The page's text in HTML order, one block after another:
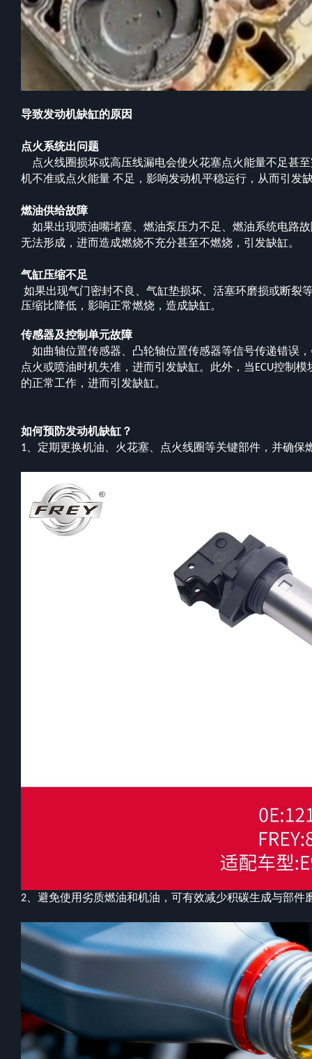
导致发动机缺缸的原因
点火系统出问题
点火线圈损坏或高压线漏电会使火花塞点火能量不足甚
机不准或点火能量 不足，影响发动机平稳运行，从而引发
燃油供给故障
如果出现喷油嘴堵塞、燃油泵压力不足、燃油系统电路
无法形成，进而造成燃烧不充分甚至不燃烧，引发缺缸。
气缸压缩不足
如果出现气门密封不良、气缸垫损坏、活塞环磨损或断裂
压缩比降低，影响正常燃烧，造成缺缸。
传感器及控制单元故障
如曲轴位置传感器、凸轮轴位置传感器等信号传递错误
点火或喷油时机失准，进而引发缺缸。此外，当 ECU控制模
的正常工作，进而引发缺缸。
如何预防发动机缺缸？
1、 定期更换机油、火花塞、点火线圈等关键部件，并确保
2、 避免使用劣质燃油和机油，可有效减少积碳生成与部件